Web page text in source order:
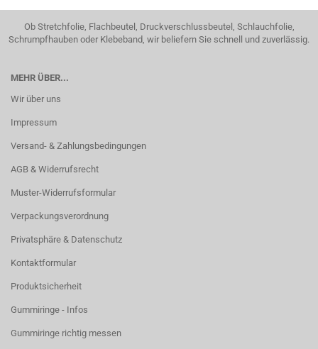
Ob Stretchfolie, Flachbeutel, Druckverschlussbeutel, Schlauchfolie,
Schrumpfhauben oder Klebeband, wir beliefern Sie schnell und zuverlässig.
MEHR ÜBER...
Wir über uns
Impressum
Versand- & Zahlungsbedingungen
AGB & Widerrufsrecht
Muster-Widerrufsformular
Verpackungsverordnung
Privatsphäre & Datenschutz
Kontaktformular
Produktsicherheit
Gummiringe - Infos
Gummiringe richtig messen